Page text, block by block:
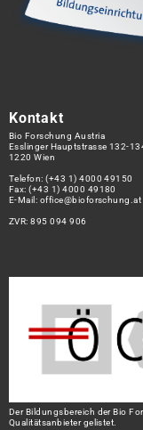
Kontakt
Bio Forschung Austria
Esslinger Hauptstrasse 132-
1220 Wien
Telefon:(+43 1) 4000 49150
Fax: (+43 1) 4000 49180
E-Mail: office@bioforschung.at
ZVR: 895 094 906
Der Bildungsbereich der Bio
Qualitätsanbieter gelistet.